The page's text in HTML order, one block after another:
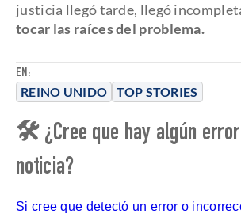
EN:
REINO UNIDO TOP STORIES
justicia llegó tarde, llegó
tocar las raíces del problema.
🛠 ¿Cree que hay algún
noticia?
Si cree que detectó un error o